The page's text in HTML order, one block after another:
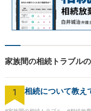
家族間の相続トラブル
1 相続について教え